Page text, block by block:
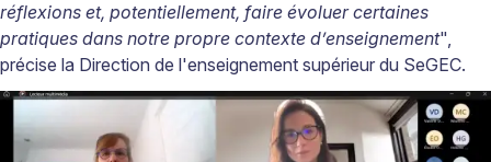
réflexions et, potentiellement, faire évoluer certaines
pratiques dans notre propre contexte d’enseignement",
précise la Direction de l'enseignement supérieur du SeGEC.